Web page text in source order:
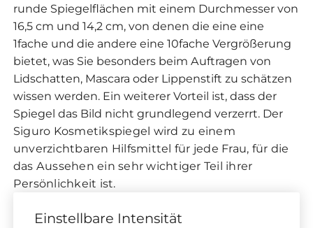
runde Spiegelflächen mit einem Durchmesser von
16,5 cm und 14,2 cm, von denen die eine eine
1fache und die andere eine 10fache Vergrößerung
bietet, was Sie besonders beim Auftragen von
Lidschatten, Mascara oder Lippenstift zu schätzen
wissen werden. Ein weiterer Vorteil ist, dass der
Spiegel das Bild nicht grundlegend verzerrt. Der
Siguro Kosmetikspiegel wird zu einem
unverzichtbaren Hilfsmittel für jede Frau, für die
das Aussehen ein sehr wichtiger Teil ihrer
Persönlichkeit ist.
Einstellbare Intensität